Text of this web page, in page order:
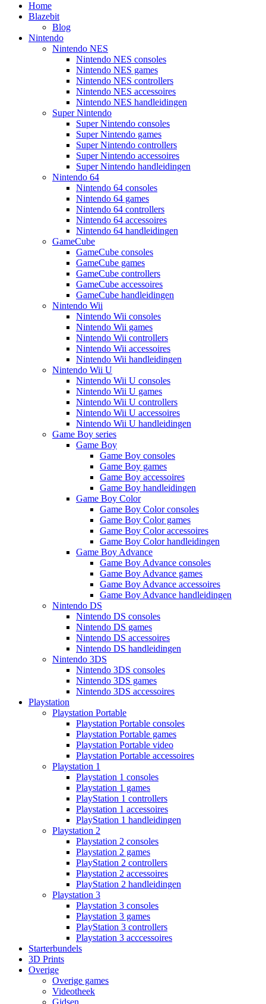
Home
Blazebit
Blog
Nintendo
Nintendo NES
Nintendo NES consoles
Nintendo NES games
Nintendo NES controllers
Nintendo NES accessoires
Nintendo NES handleidingen
Super Nintendo
Super Nintendo consoles
Super Nintendo games
Super Nintendo controllers
Super Nintendo accessoires
Super Nintendo handleidingen
Nintendo 64
Nintendo 64 consoles
Nintendo 64 games
Nintendo 64 controllers
Nintendo 64 accessoires
Nintendo 64 handleidingen
GameCube
GameCube consoles
GameCube games
GameCube controllers
GameCube accessoires
GameCube handleidingen
Nintendo Wii
Nintendo Wii consoles
Nintendo Wii games
Nintendo Wii controllers
Nintendo Wii accessoires
Nintendo Wii handleidingen
Nintendo Wii U
Nintendo Wii U consoles
Nintendo Wii U games
Nintendo Wii U controllers
Nintendo Wii U accessoires
Nintendo Wii U handleidingen
Game Boy series
Game Boy
Game Boy consoles
Game Boy games
Game Boy accessoires
Game Boy handleidingen
Game Boy Color
Game Boy Color consoles
Game Boy Color games
Game Boy Color accessoires
Game Boy Color handleidingen
Game Boy Advance
Game Boy Advance consoles
Game Boy Advance games
Game Boy Advance accessoires
Game Boy Advance handleidingen
Nintendo DS
Nintendo DS consoles
Nintendo DS games
Nintendo DS accessoires
Nintendo DS handleidingen
Nintendo 3DS
Nintendo 3DS consoles
Nintendo 3DS games
Nintendo 3DS accessoires
Playstation
Playstation Portable
Playstation Portable consoles
Playstation Portable games
Playstation Portable video
Playstation Portable accessoires
Playstation 1
Playstation 1 consoles
Playstation 1 games
PlayStation 1 controllers
Playstation 1 accessoires
PlayStation 1 handleidingen
Playstation 2
Playstation 2 consoles
Playstation 2 games
PlayStation 2 controllers
Playstation 2 accessoires
PlayStation 2 handleidingen
Playstation 3
Playstation 3 consoles
Playstation 3 games
PlayStation 3 controllers
Playstation 3 acccessoires
Starterbundels
3D Prints
Overige
Overige games
Videotheek
Gidsen